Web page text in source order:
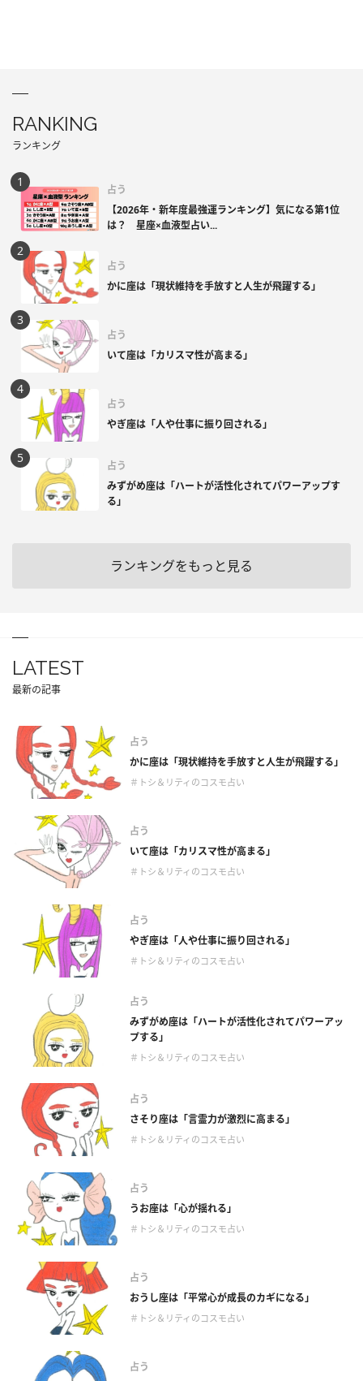
RANKING
ランキング
占う
【2026年・新年度最強運ランキング】気になる第1位
は？ 星座×血液型占い...
占う
かに座は「現状維持を手放すと人生が飛躍する」
占う
いて座は「カリスマ性が高まる」
占う
やぎ座は「人や仕事に振り回される」
占う
みずがめ座は「ハートが活性化されてパワーアップす
る」
ランキングをもっと見る
LATEST
最新の記事
占う
かに座は「現状維持を手放すと人生が飛躍する」
＃トシ＆リティのコスモ占い
占う
いて座は「カリスマ性が高まる」
＃トシ＆リティのコスモ占い
占う
やぎ座は「人や仕事に振り回される」
＃トシ＆リティのコスモ占い
占う
みずがめ座は「ハートが活性化されてパワーアッ
プする」
＃トシ＆リティのコスモ占い
占う
さそり座は「言霊力が激烈に高まる」
＃トシ＆リティのコスモ占い
占う
うお座は「心が揺れる」
＃トシ＆リティのコスモ占い
占う
おうし座は「平常心が成長のカギになる」
＃トシ＆リティのコスモ占い
占う